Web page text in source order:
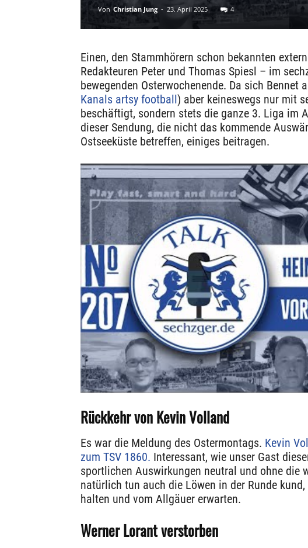
Von Christian Jung - 23. April 2025 4
Einen, den Stammhörern schon bekannten
Redakteuren Peter und Thomas Spiesl – im
bewegenden Osterwochenende. Da sich Bennet
Kanals artsy football) aber keineswegs nur mit
beschäftigt, sondern stets die ganze 3. Liga im
dieser Sendung, die nicht das kommende
Ostseeküste betreffen, einiges beitragen.
Rückkehr von Kevin Volland
Es war die Meldung des Ostermontags. Kevin
zum TSV 1860. Interessant, wie unser Gast
sportlichen Auswirkungen neutral und ohne die
natürlich tun auch die Löwen in der Runde
halten und vom Allgäuer erwarten.
Werner Lorant verstorben